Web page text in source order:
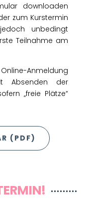
downloaden
zum Kurstermin
unbedingt
Teilnahme am
Anmeldung
Absenden der
„freie Plätze“
(PDF)